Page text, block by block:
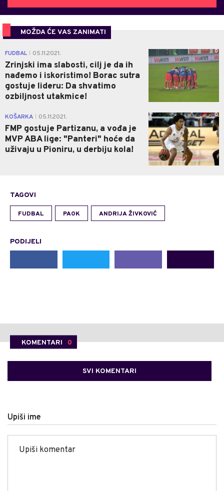
MOŽDA ĆE VAS ZANIMATI
FUDBAL 05.11.2021.
Zrinjski ima slabosti, cilj je da ih
nađemo i iskoristimo! Borac sutra
gostuje lideru: Da shvatimo
ozbiljnost utakmice!
0
KOŠARKA 05.11.2021.
FMP gostuje Partizanu, a vođa je
MVP ABA lige: "Panteri" hoće da
uživaju u Pioniru, u derbiju kola!
0
TAGOVI
FUDBAL PAOK ANDRIJA ŽIVKOVIĆ
PODIJELI
KOMENTARI 0
SVI KOMENTARI
Upiši ime